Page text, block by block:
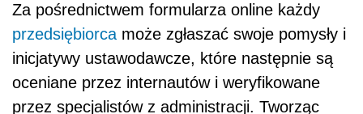
Za pośrednictwem formularza online każdy
przedsiębiorca może zgłaszać swoje pomysły i
inicjatywy ustawodawcze, które następnie są
oceniane przez internautów i weryfikowane
przez specjalistów z administracji. Tworząc